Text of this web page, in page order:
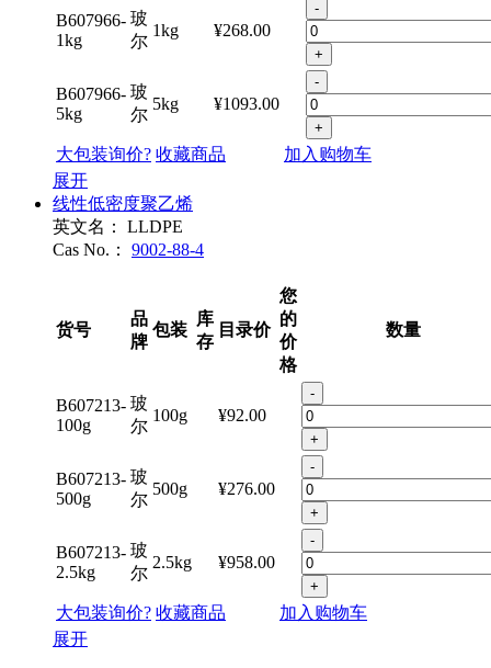
B607966-
1kg
玻
尔
1kg ¥268.00
-
+
B607966-
5kg
玻
尔
5kg ¥1093.00
-
+
大包装询价? 收藏商品
加入购物车
展开
线性低密度聚乙烯
英文名：
LLDPE
Cas No.：
9002-88-4
货号
品
牌
包装
库
存
目录价
您
的
价
格
数量
B607213-
100g
玻
尔
100g ¥92.00
-
+
B607213-
500g
玻
尔
500g ¥276.00
-
+
B607213-
2.5kg
玻
尔
2.5kg ¥958.00
-
+
大包装询价? 收藏商品
加入购物车
展开